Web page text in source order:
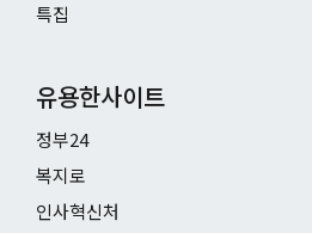
특집
유용한사이트
정부24
복지로
인사혁신처